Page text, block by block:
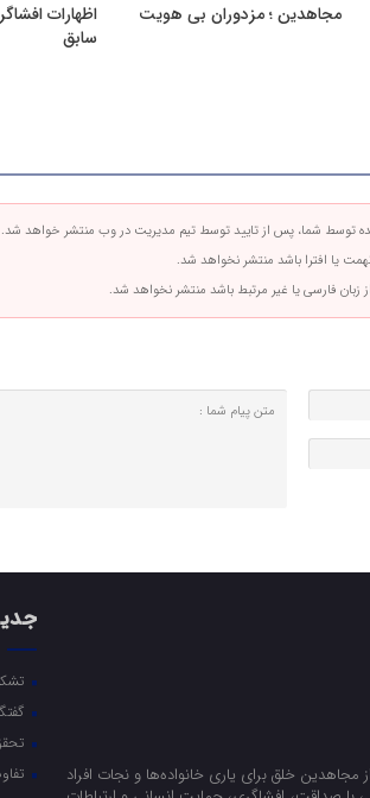
مجاهدین ؛ مزدوران بی هویت
اظهارات
سابق
توسط شما، پس از تایید توسط تیم مدیریت در وب منتشر خواهد شد.
یا افترا باشد منتشر نخواهد شد.
زبان فارسی یا غیر مرتبط باشد منتشر نخواهد شد.
خلق برای یاری خانواده‌ها و نجات افراد